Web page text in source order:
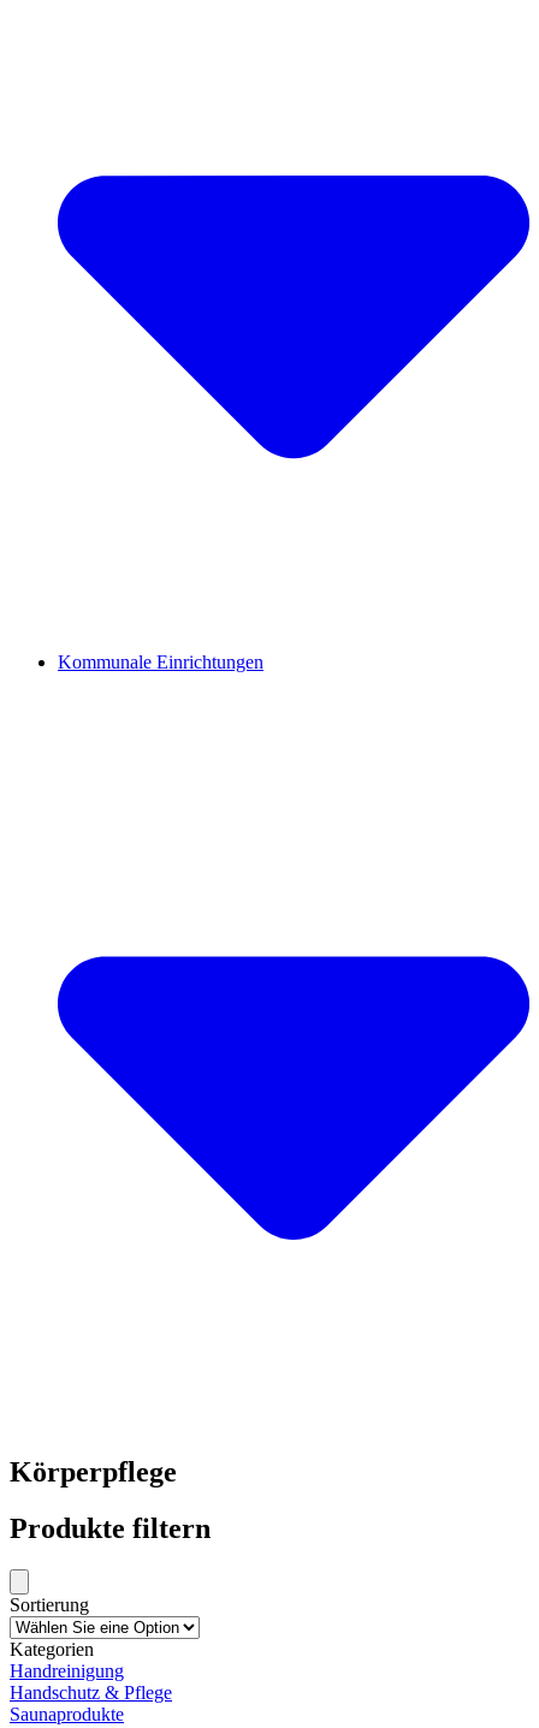
Kommunale Einrichtungen
Körperpflege
Produkte filtern
Sortierung
Kategorien
Handreinigung
Handschutz & Pflege
Saunaprodukte